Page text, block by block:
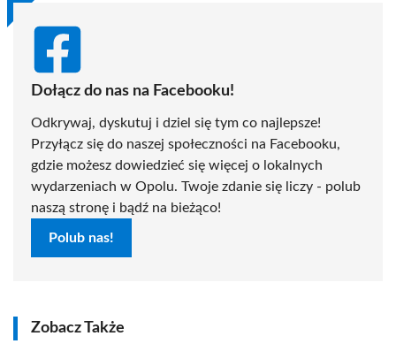
Dołącz do nas na Facebooku!
Odkrywaj, dyskutuj i dziel się tym co najlepsze!
Przyłącz się do naszej społeczności na Facebooku,
gdzie możesz dowiedzieć się więcej o lokalnych
wydarzeniach w Opolu. Twoje zdanie się liczy - polub
naszą stronę i bądź na bieżąco!
Polub nas!
Zobacz Także